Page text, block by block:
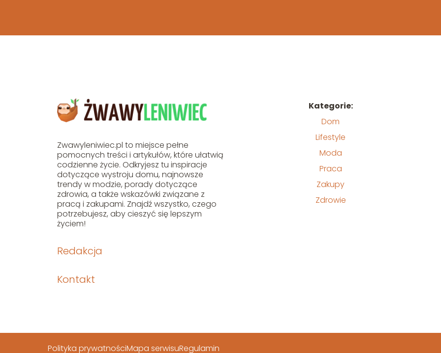
Zwawyleniwiec.pl to miejsce pełne
pomocnych treści i artykułów, które ułatwią
codzienne życie. Odkryjesz tu inspiracje
dotyczące wystroju domu, najnowsze
trendy w modzie, porady dotyczące
zdrowia, a także wskazówki związane z
pracą i zakupami. Znajdź wszystko, czego
potrzebujesz, aby cieszyć się lepszym
życiem!
Redakcja
Kontakt
Kategorie:
Dom
Lifestyle
Moda
Praca
Zakupy
Zdrowie
Polityka prywatnościMapa serwisuRegulamin